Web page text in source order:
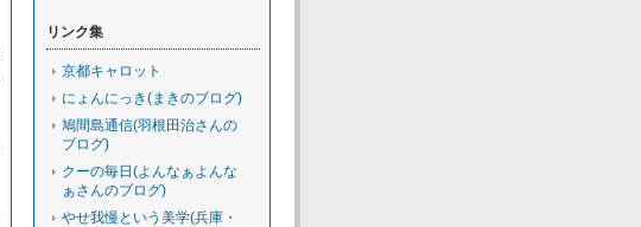
リンク集
京都キャロット
にょんにっき(まきのブログ)
鳩間島通信(羽根田治さんの
ブログ)
クーの毎日(よんなぁよんな
ぁさんのブログ)
やせ我慢という美学(兵庫・